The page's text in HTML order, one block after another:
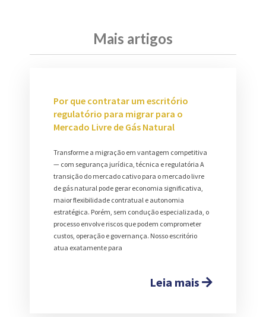
Mais artigos
Por que contratar um escritório
regulatório para migrar para o
Mercado Livre de Gás Natural
Transforme a migração em vantagem competitiva
— com segurança jurídica, técnica e regulatória A
transição do mercado cativo para o mercado livre
de gás natural pode gerar economia significativa,
maior flexibilidade contratual e autonomia
estratégica. Porém, sem condução especializada, o
processo envolve riscos que podem comprometer
custos, operação e governança. Nosso escritório
atua exatamente para
Leia mais